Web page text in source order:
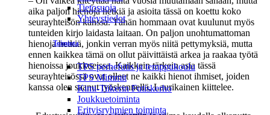
Tietosuoja
Yhteystiedot
Toiminta
TPS perhefutis ja temppukoulu
TPS Mimmit
Kimi-Tiikerin Futiskerho
Joukkuetoiminta
Erityisryhmien toiminta
aika paljon hienoja hetkiä ja asioita tässä on koettu koko
seurayhteisön kanssa. Tähän hommaan ovat kuulunut myös
tunteiden kirjo laidasta laitaan. On paljon unohtumattoman
hienoja hetkiä, jonkin verran myös niitä pettymyksiä, mutta
ennen kaikkea tämä on ollut päivittäistä arkea ja raakaa työtä
hienoissa joukkueissa. Kaikkein tärkein asia tässä
seurayhteisössä ovat olleet ne kaikki hienot ihmiset, joiden
kanssa olen saanut työskennellä, Laurikainen kiittelee.